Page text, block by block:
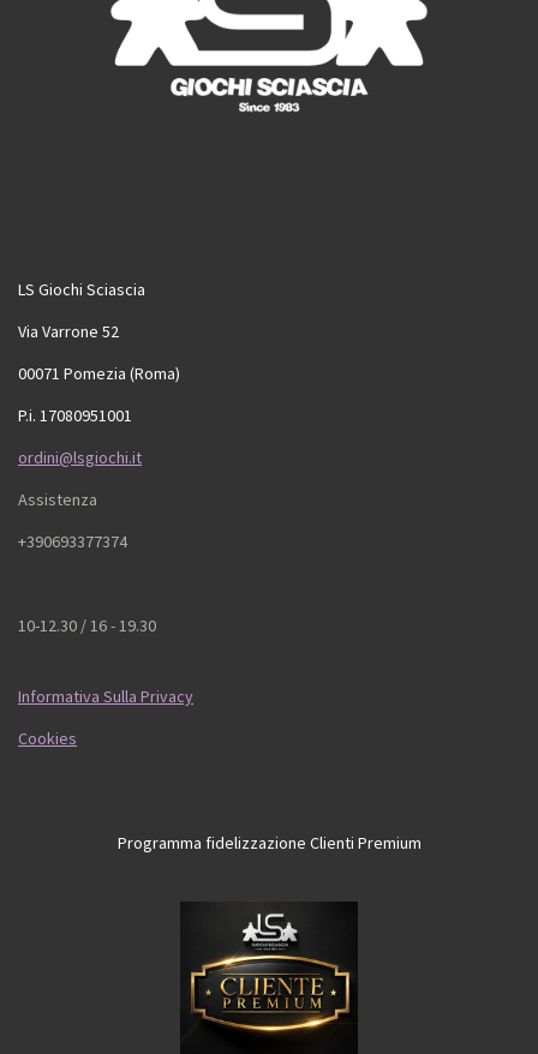
LS Giochi Sciascia
Via Varrone 52
00071 Pomezia (Roma)
P.i. 17080951001
ordini@lsgiochi.it
Assistenza
+390693377374
10-12.30 / 16 - 19.30
Informativa Sulla Privacy
Cookies
Programma fidelizzazione Clienti Premium